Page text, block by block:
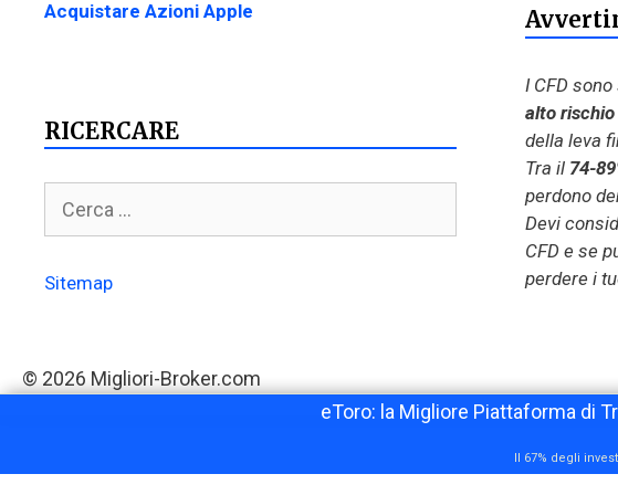
Acquistare Azioni Apple
RICERCARE
Sitemap
I CFD
alto rischio
della leva
Tra il 74-
perdono
Devi
CFD e se
perdere i
© 2026 Migliori-Broker.com
eToro: la Migliore Piattaforma di
Il 67% degli